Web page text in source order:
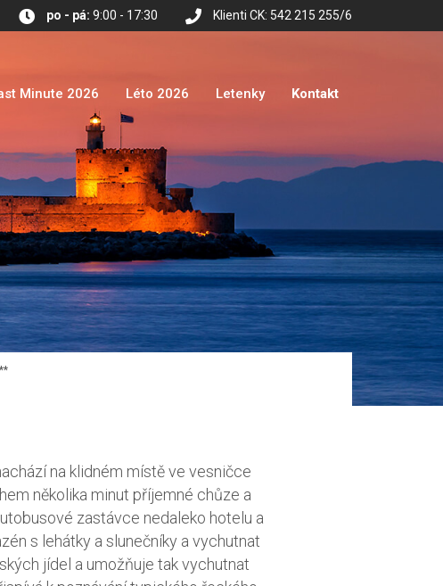
Klienti CK: 542 215 255/6
po - pá: 9:00 - 17:30
Minute 2026 Léto 2026 Letenky Kontakt
na klidném místě ve vesničce
několika minut příjemné chůze a
zastávce nedaleko hotelu a
s lehátky a slunečníky a vychutnat
jídel a umožňuje tak vychutnat